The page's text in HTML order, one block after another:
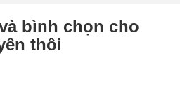
bình chọn cho
thôi